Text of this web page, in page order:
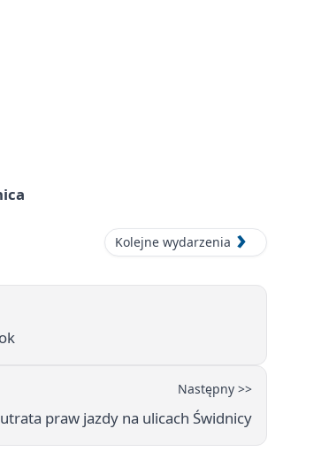
Kolejne wydarzenia
Następny >>
praw jazdy na ulicach Świdnicy